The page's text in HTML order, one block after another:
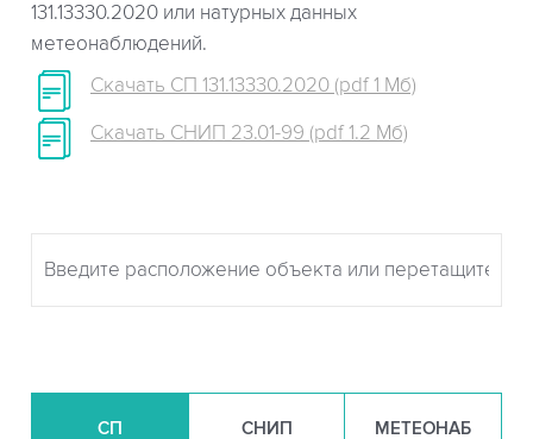
131.13330.2020 или натурных данных
метеонаблюдений.
Скачать СП 131.13330.2020 (pdf 1 Мб)
Скачать СНИП 23.01-99 (pdf 1.2 Мб)
СП СНИП МЕТЕОНАБ